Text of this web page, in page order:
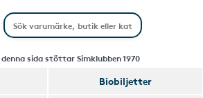
sida stöttar Simklubben 1970
Biobiljetter